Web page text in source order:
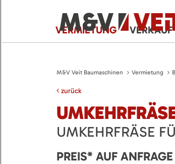
VERMIETUNG VERKAUF
M&V Veit Baumaschinen Vermietung
zurück
UMKEHRFRÄSE
PREIS* AUF ANFRAGE